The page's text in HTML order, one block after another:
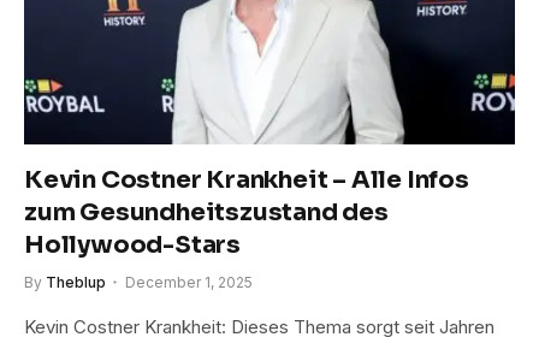
Kevin Costner Krankheit – Alle Infos
zum Gesundheitszustand des
Hollywood-Stars
By Theblup December 1, 2025
Kevin Costner Krankheit: Dieses Thema sorgt seit Jahren